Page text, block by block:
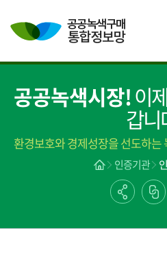
공공녹색시장!이
갑니
환경보호와 경제성장을 선도하
인증기관